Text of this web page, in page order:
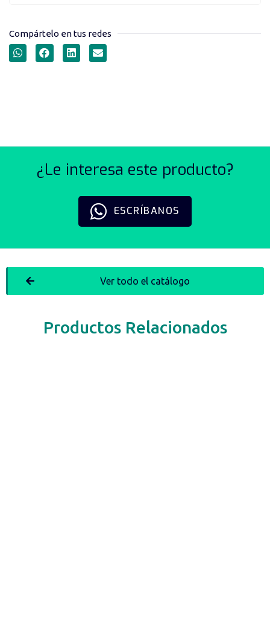
Compártelo en tus redes
¿Le interesa este producto?
ESCRÍBANOS
Productos Relacionados
Ver todo el catálogo